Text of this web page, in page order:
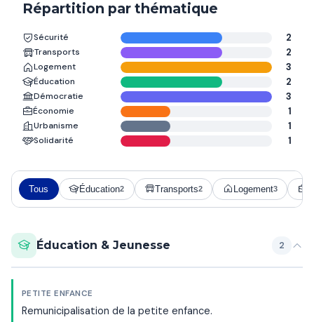
Répartition par thématique
Sécurité 2
Transports 2
Logement 3
Éducation 2
Démocratie 3
Économie 1
Urbanisme 1
Solidarité 1
Tous Éducation2 Transports2 Logement3
Éducation & Jeunesse 2
PETITE ENFANCE
Remunicipalisation de la petite enfance.